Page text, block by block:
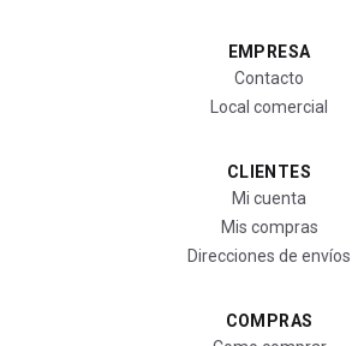
EMPRESA
Contacto
Local comercial
CLIENTES
Mi cuenta
Mis compras
Direcciones de envíos
COMPRAS